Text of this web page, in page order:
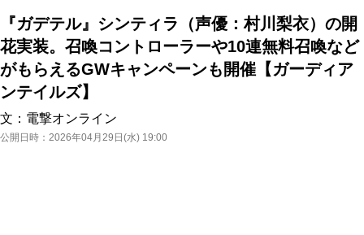
『ガデテル』シンティラ（声優：村川梨衣）の開
花実装。召喚コントローラーや10連無料召喚など
がもらえるGWキャンペーンも開催【ガーディア
ンテイルズ】
文： 電撃オンライン
公開日時： 2026年04月29日(水) 19:00